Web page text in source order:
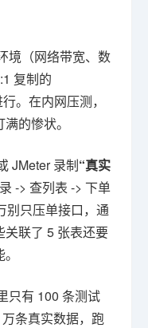
境（网络带宽、数
复制的
。在内网压测，
的惨状。
JMeter 录制“真实
-> 查列表 -> 下单
别只压单接口，通
关联了 5 张表还要
只有 100 条测试
条真实数据，跑